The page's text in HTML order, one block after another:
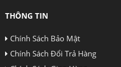
THÔNG TIN
Chính Sách Bảo Mật
Chính Sách Đổi Trả Hàng